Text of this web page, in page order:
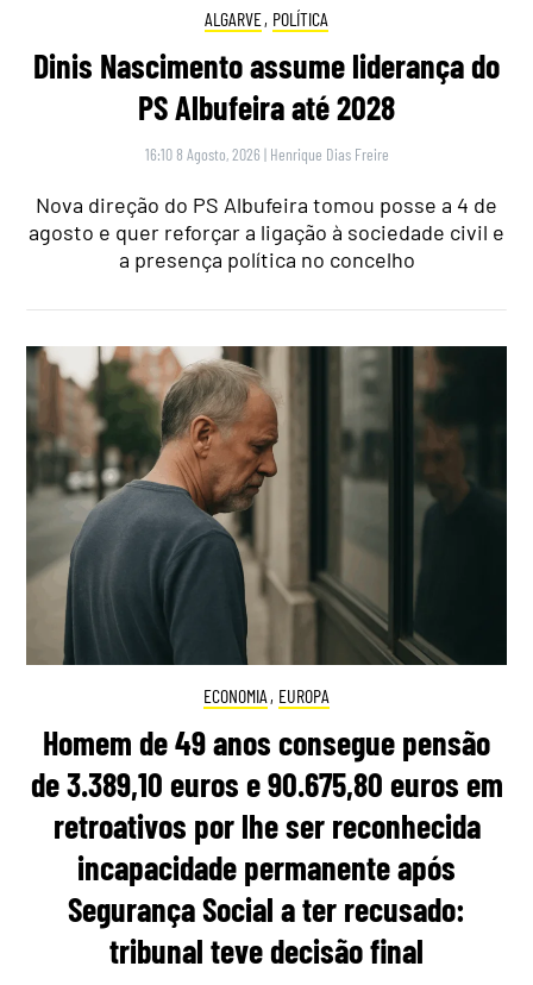
ALGARVE, POLÍTICA
Dinis Nascimento assume liderança do
PS Albufeira até 2028
16:10 8 Agosto, 2026 | Henrique Dias Freire
Nova direção do PS Albufeira tomou posse a 4 de
agosto e quer reforçar a ligação à sociedade civil e
a presença política no concelho
ECONOMIA , EUROPA
Homem de 49 anos consegue pensão
de 3.389,10 euros e 90.675,80 euros em
retroativos por lhe ser reconhecida
incapacidade permanente após
Segurança Social a ter recusado:
tribunal teve decisão final